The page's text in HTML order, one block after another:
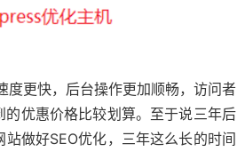
度更快，后台操作更加顺畅，访问者
优惠价格比较划算。至于说三年后
做好SEO优化，三年这么长的时间